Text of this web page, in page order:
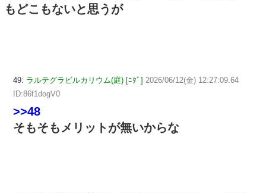
もどこもないと思うが
49: ラルテグラビルカリウム(庭) [ﾆﾀﾞ] 2026/06/12(金) 12:27:09.64
ID:86f1dogV0
>>48
そもそもメリットが無いからな